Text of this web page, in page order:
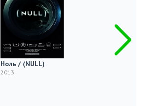
Ноль / (NULL)
2013